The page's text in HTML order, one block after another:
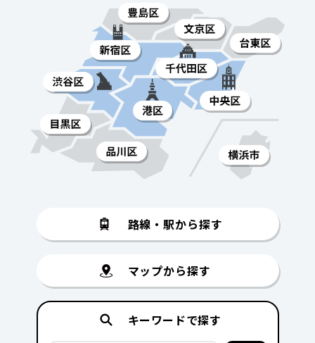
路線・駅から探す
マップから探す
キーワードで探す